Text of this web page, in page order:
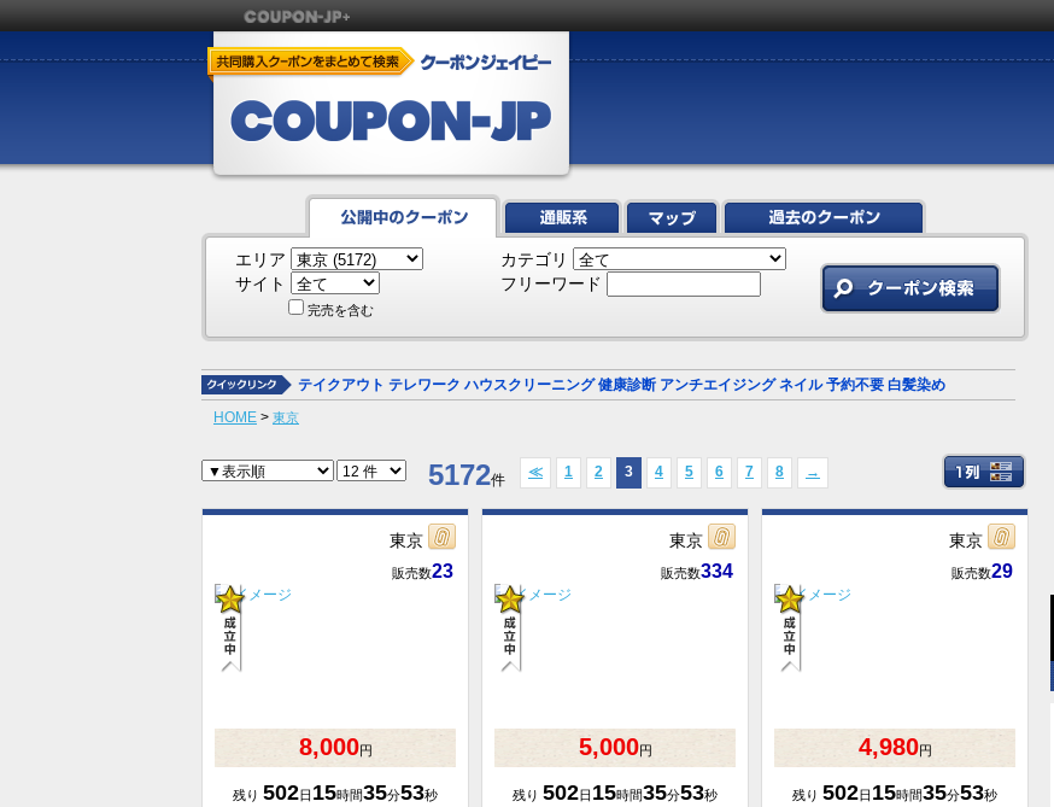
エリア
カテゴリ
サイト
完売を含む
フリーワード
テイクアウト テレワーク ハウスクリーニング 健康診断 アンチエイジング ネイル 予約不要 白髪染め
HOME > 東京
5172件 ≪ 1 2 3 4 5 6 7 8 →
東京
販売数23
8,000円
残り 502日 15時間35分53秒
東京
販売数334
5,000円
残り 502日 15時間35分53秒
東京
販売数29
4,980円
残り 502日 15時間35分53秒